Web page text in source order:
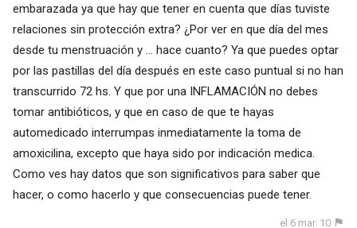
embarazada ya que hay que tener en cuenta que días tuviste
relaciones sin protección extra? ¿Por ver en que día del mes
desde tu menstruación y ... hace cuanto? Ya que puedes optar
por las pastillas del día después en este caso puntual si no han
transcurrido 72 hs. Y que por una INFLAMACIÓN no debes
tomar antibióticos, y que en caso de que te hayas
automedicado interrumpas inmediatamente la toma de
amoxicilina, excepto que haya sido por indicación medica.
Como ves hay datos que son significativos para saber que
hacer, o como hacerlo y que consecuencias puede tener.
el 6 mar. 10